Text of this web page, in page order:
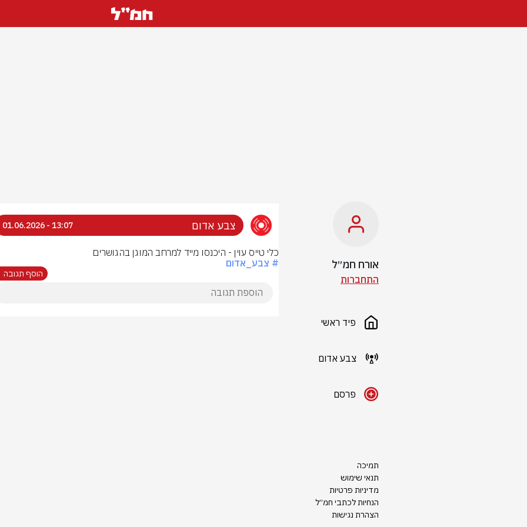
אורח חמ״ל
התחברות
פיד ראשי
צבע אדום
פרסם
תמיכה
תנאי שימוש
מדיניות פרטיות
הנחיות לכתבי חמ״ל
הצהרת נגישות
צבע אדום 13:07 - 01.06.2026
כלי טייס עוין - היכנסו מייד למרחב המוגן בהגושרים
# צבע_אדום
הוסף תגובה